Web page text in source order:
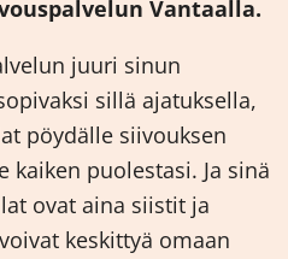
Vantaalla.
juuri sinun
sillä ajatuksella,
pöydälle siivouksen
puolestasi. Ja sinä
ovat aina siistit ja
keskittyä omaan